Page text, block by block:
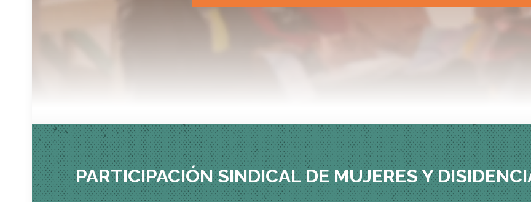
PARTICIPACIÓN SINDICAL DE MUJERES Y